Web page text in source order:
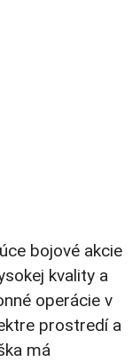
bojové akcie
kvality a
operácie v
prostredí a
má